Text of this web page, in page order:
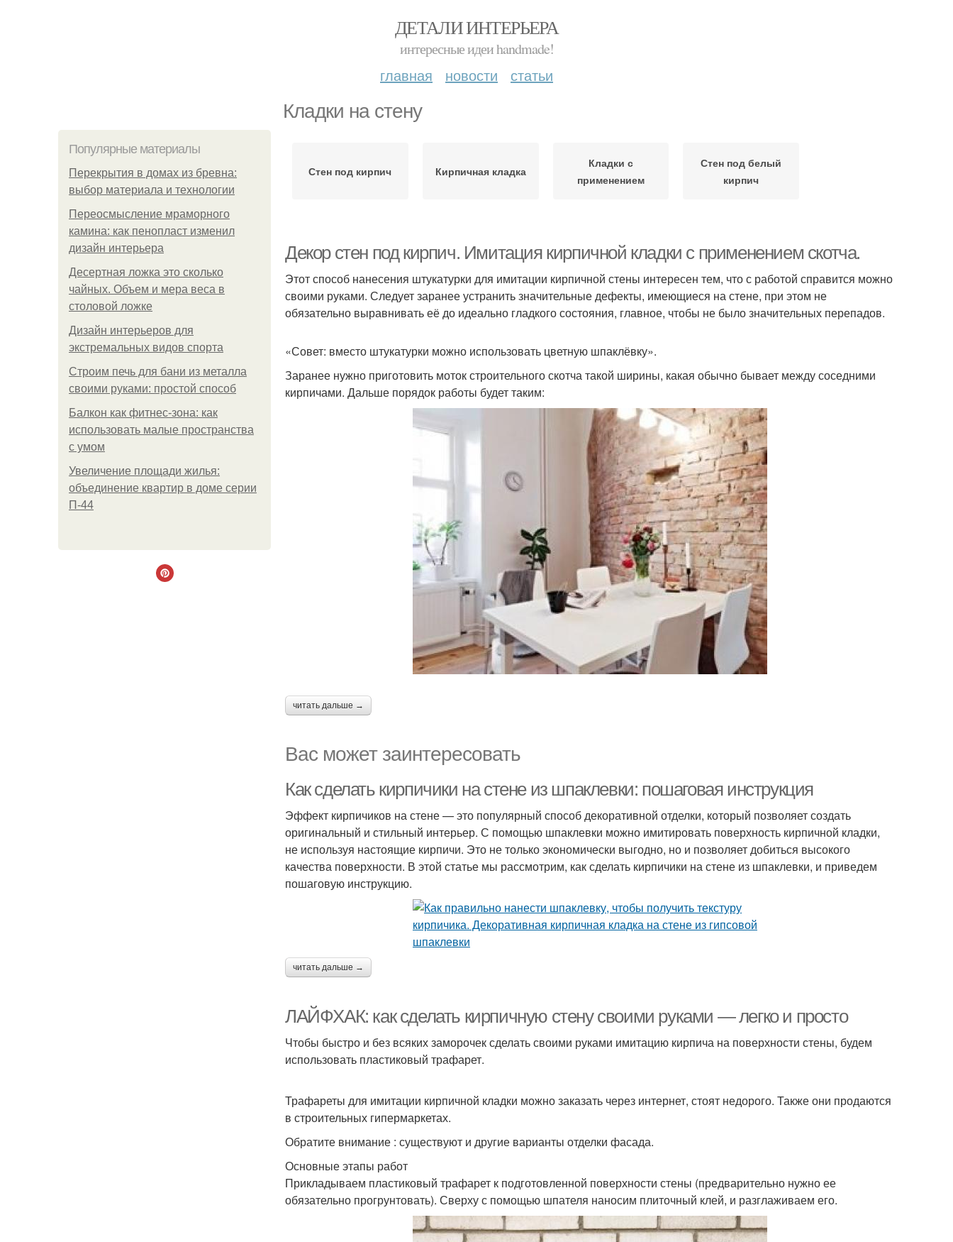
ДЕТАЛИ ИНТЕРЬЕРА
интересные идеи handmade!
главная новости статьи
Кладки на стену
Популярные материалы
Перекрытия в домах из бревна:
выбор материала и технологии
Переосмысление мраморного
камина: как пенопласт изменил
дизайн интерьера
Десертная ложка это сколько
чайных. Объем и мера веса в
столовой ложке
Дизайн интерьеров для
экстремальных видов спорта
Строим печь для бани из металла
своими руками: простой способ
Балкон как фитнес-зона: как
использовать малые пространства
с умом
Увеличение площади жилья:
объединение квартир в доме серии
П-44
Стен под кирпич Кирпичная кладка
Кладки с
применением
Стен под белый
кирпич
Декор стен под кирпич. Имитация кирпичной кладки с применением скотча.
Этот способ нанесения штукатурки для имитации кирпичной стены интересен тем, что с работой справится можно
своими руками. Следует заранее устранить значительные дефекты, имеющиеся на стене, при этом не
обязательно выравнивать её до идеально гладкого состояния, главное, чтобы не было значительных перепадов.
«Совет: вместо штукатурки можно использовать цветную шпаклёвку».
Заранее нужно приготовить моток строительного скотча такой ширины, какая обычно бывает между соседними
кирпичами. Дальше порядок работы будет таким:
читать дальше →
Вас может заинтересовать
Как сделать кирпичики на стене из шпаклевки: пошаговая инструкция
Эффект кирпичиков на стене — это популярный способ декоративной отделки, который позволяет создать
оригинальный и стильный интерьер. С помощью шпаклевки можно имитировать поверхность кирпичной кладки,
не используя настоящие кирпичи. Это не только экономически выгодно, но и позволяет добиться высокого
качества поверхности. В этой статье мы рассмотрим, как сделать кирпичики на стене из шпаклевки, и приведем
пошаговую инструкцию.
читать дальше →
ЛАЙФХАК: как сделать кирпичную стену своими руками — легко и просто
Чтобы быстро и без всяких заморочек сделать своими руками имитацию кирпича на поверхности стены, будем
использовать пластиковый трафарет.
Трафареты для имитации кирпичной кладки можно заказать через интернет, стоят недорого. Также они продаются
в строительных гипермаркетах.
Обратите внимание : существуют и другие варианты отделки фасада.
Основные этапы работ
Прикладываем пластиковый трафарет к подготовленной поверхности стены (предварительно нужно ее
обязательно прогрунтовать). Сверху с помощью шпателя наносим плиточный клей, и разглаживаем его.